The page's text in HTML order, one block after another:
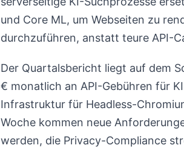
und Core ML, um Webseiten zu
durchzuführen, anstatt teure API-
Der Quartalsbericht liegt auf dem
€ monatlich an API-Gebühren für
Infrastruktur für Headless-
Woche kommen neue
werden, die Privacy-Compliance